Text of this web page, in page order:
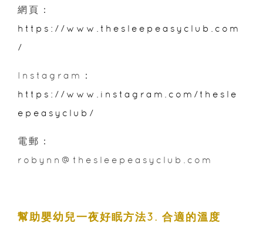
網頁：
https://www.thesleepeasyclub.com
/
Instagram：
https://www.instagram.com/thesle
epeasyclub/
電郵：
robynn@thesleepeasyclub.com
幫助嬰幼兒一夜好眠方法3. 合適的溫度